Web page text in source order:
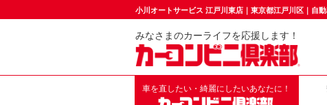
小川オートサービス 江戸川東店｜東京都江戸川区｜自
みなさまのカーライフを応援します！
車を直したい・綺麗にしたいあなたに！